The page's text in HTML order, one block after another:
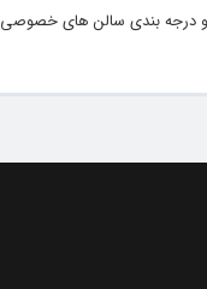
و درجه بندی سالن های